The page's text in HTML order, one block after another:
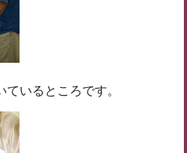
いるところです。